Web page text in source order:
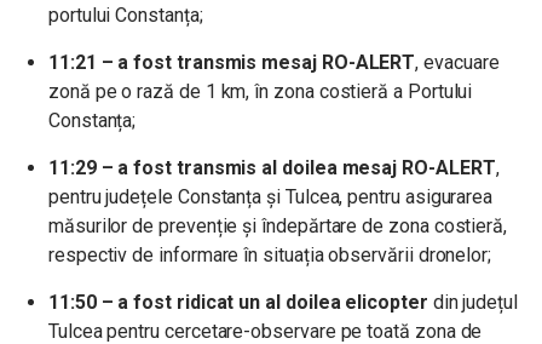
portului Constanța;
11:21 – a fost transmis mesaj RO-ALERT, evacuare
zonă pe o rază de 1 km, în zona costieră a Portului
Constanța;
11:29 – a fost transmis al doilea mesaj RO-ALERT,
pentru județele Constanța și Tulcea, pentru asigurarea
măsurilor de prevenție și îndepărtare de zona costieră,
respectiv de informare în situația observării dronelor;
11:50 – a fost ridicat un al doilea elicopter din județul
Tulcea pentru cercetare-observare pe toată zona de